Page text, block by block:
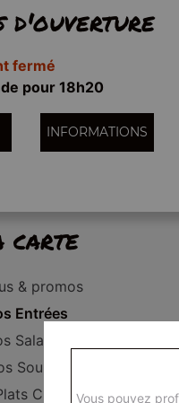
d'ouverture
fermé
pour 18h20
INFORMATIONS
carte
& promos
Entrées
Salades
Soupes
CuisinésVous pouvez